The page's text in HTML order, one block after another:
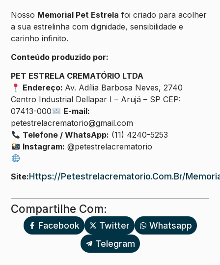
Nosso Memorial Pet Estrela foi criado para acolher
a sua estrelinha com dignidade, sensibilidade e
carinho infinito.
Conteúdo produzido por:
PET ESTRELA CREMATÓRIO LTDA
Endereço: Av. Adília Barbosa Neves, 2740
Centro Industrial Dellapar I – Arujá – SP CEP:
07413-000
E-mail:
petestrelacrematorio@gmail.com
Telefone / WhatsApp: (11) 4240-5253
Instagram: @petestrelacrematorio
Site:Https://petestrelacrematorio.com.br/
Compartilhe Com:
Facebook Twitter
Whatsapp
Telegram